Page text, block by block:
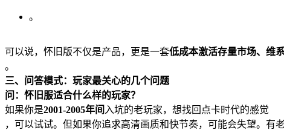
。
可以说，怀旧版不仅是产品，更是一套低成本激活存量市场、维
。
三、问答模式：玩家最关心的几个问题
问：怀旧服适合什么样的玩家？
如果你是2001-2005年间 入坑的老玩家，想找回点卡时代的感觉
，可以试试。但如果你追求高清画质和快节奏，可能会失望。有